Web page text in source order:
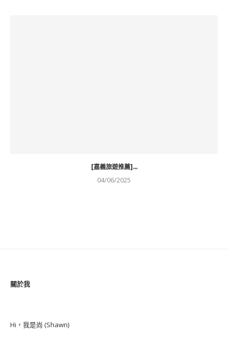
[嘉義旅遊推薦]...
04/06/2025
關於我
Hi，我是尚 (Shawn)